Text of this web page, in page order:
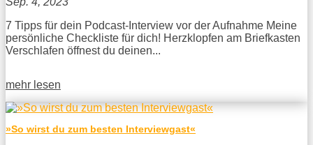
7 Tipps für dein Podcast-Interview vor der Aufnahme Meine
persönliche Checkliste für dich! Herzklopfen am Briefkasten
Verschlafen öffnest du deinen...
mehr lesen
»So wirst du zum besten Interviewgast«